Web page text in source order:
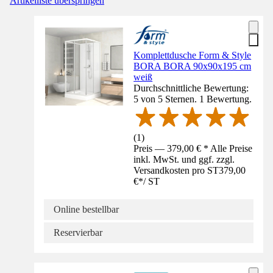
Komplettdusche Form & Style
BORA BORA 90x90x195 cm
weiß
Durchschnittliche Bewertung:
5 von 5 Sternen. 1 Bewertung.
(1)
Preis — 379,00 € * Alle Preise
inkl. MwSt. und ggf. zzgl.
Versandkosten pro ST379,00
€*/ ST
Online bestellbar
Reservierbar